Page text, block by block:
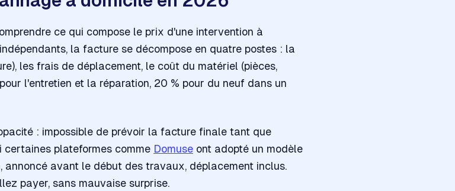
ce qui compose le prix d'une intervention à
la facture se décompose en quatre postes : la
les frais de déplacement, le coût du matériel (pièces,
l'entretien et la réparation, 20 % pour du neuf dans un
: impossible de prévoir la facture finale tant que
certaines plateformes comme Domuse ont adopté un modèle
, annoncé avant le début des travaux, déplacement inclus.
payer, sans mauvaise surprise.